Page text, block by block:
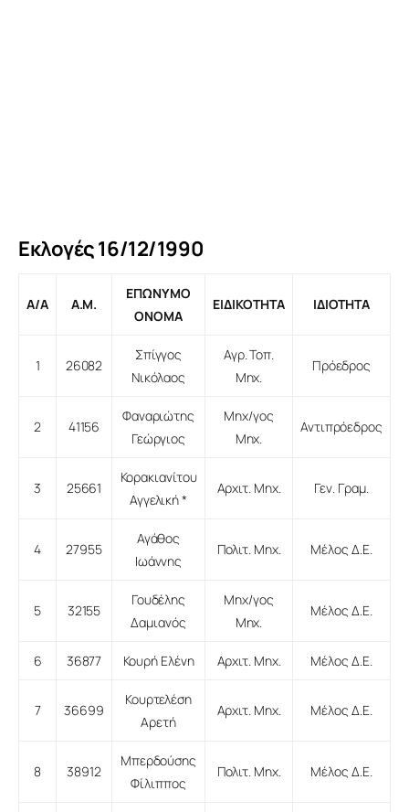
Εκλογές 16/12/1990
A/A A.M.
ΕΠΩΝΥΜΟ
ΟΝΟΜΑ
ΕΙΔΙΚΟΤΗΤΑ ΙΔΙΟΤΗΤΑ
1 26082
Σπίγγος
Νικόλαος
Αγρ. Τοπ.
Μηχ.
Πρόεδρος
2 41156
Φαναριώτης
Γεώργιος
Μηχ/γος
Μηχ.
Αντιπρόεδρος
3 25661
Κορακιανίτου
Αγγελική *
Αρχιτ. Μηχ. Γεν. Γραμ.
4 27955
Αγάθος
Ιωάννης
Πολιτ. Μηχ. Μέλος Δ.Ε.
5 32155
Γουδέλης
Δαμιανός
Μηχ/γος
Μηχ.
Μέλος Δ.Ε.
6 36877 Κουρή Ελένη Αρχιτ. Μηχ. Μέλος Δ.Ε.
7 36699
Κουρτελέση
Αρετή
Αρχιτ. Μηχ. Μέλος Δ.Ε.
8 38912
Μπερδούσης
Φίλιππος
Πολιτ. Μηχ. Μέλος Δ.Ε.